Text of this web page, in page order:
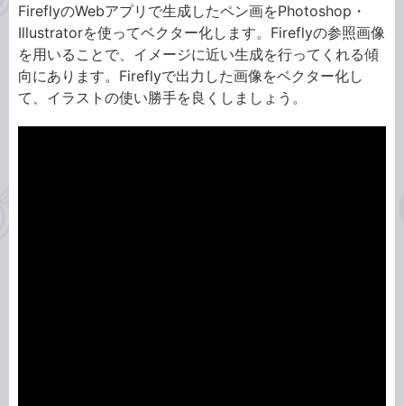
FireflyのWebアプリで生成したペン画をPhotoshop・
Illustratorを使ってベクター化します。Fireflyの参照画像
を用いることで、イメージに近い生成を行ってくれる傾
向にあります。Fireflyで出力した画像をベクター化し
て、イラストの使い勝手を良くしましょう。